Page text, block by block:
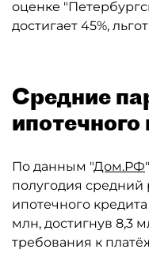
оценке
достигает 45%,
Средние
ипотечного
По данным "Дом.РФ
полугодия средний
ипотечного
млн, достигнув 8,3
требования к